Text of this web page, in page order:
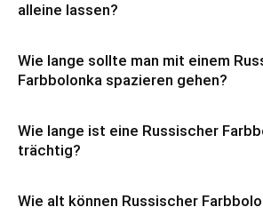
alleine lassen?
Wie lange sollte man mit einem
Farbbolonka spazieren gehen?
Wie lange ist eine Russischer
trächtig?
Wie alt können Russischer